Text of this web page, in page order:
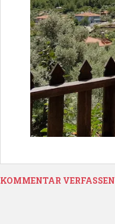
KOMMENTAR VERFASSEN